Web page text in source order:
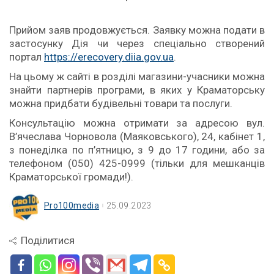
Прийом заяв продовжується. Заявку можна подати в
застосунку Дія чи через спеціально створений
портал https://erecovery.diia.gov.ua.
На цьому ж сайті в розділі магазини-учасники можна
знайти партнерів програми, в яких у Краматорську
можна придбати будівельні товари та послуги.
Консультацію можна отримати за адресою вул.
В’ячеслава Чорновола (Маяковського), 24, кабінет 1,
з понеділка по п’ятницю, з 9 до 17 години, або за
телефоном (050) 425-0999 (тільки для мешканців
Краматорської громади!).
Pro100media 25.09.2023
Поділитися